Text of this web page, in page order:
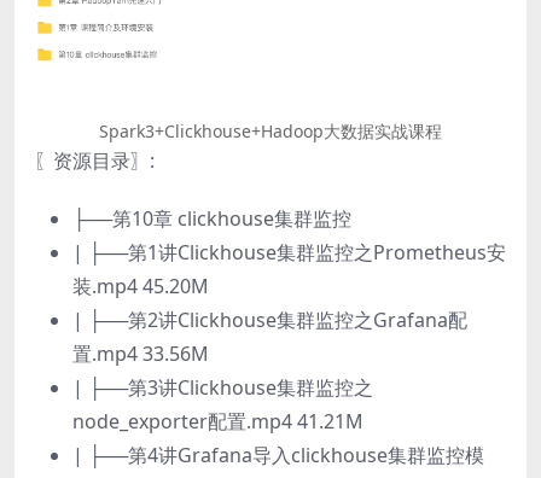
Spark3+Clickhouse+Hadoop大数据实战课程
〖资源目录〗:
├──第10章 clickhouse集群监控
| ├──第1讲Clickhouse集群监控之Prometheus安
装.mp4 45.20M
| ├──第2讲Clickhouse集群监控之Grafana配
置.mp4 33.56M
| ├──第3讲Clickhouse集群监控之
node_exporter配置.mp4 41.21M
| ├──第4讲Grafana导入clickhouse集群监控模